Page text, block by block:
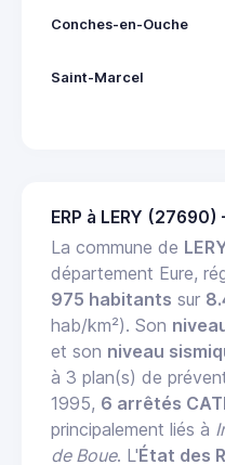
Conches-en-Ouche
Saint-Marcel
ERP à LERY
La commune de
département Eure,
975 habitants sur
hab/km²). Son
et son niveau
à 3 plan(s) de
1995, 6 arrêtés
principalement liés à
de Boue. L'État des